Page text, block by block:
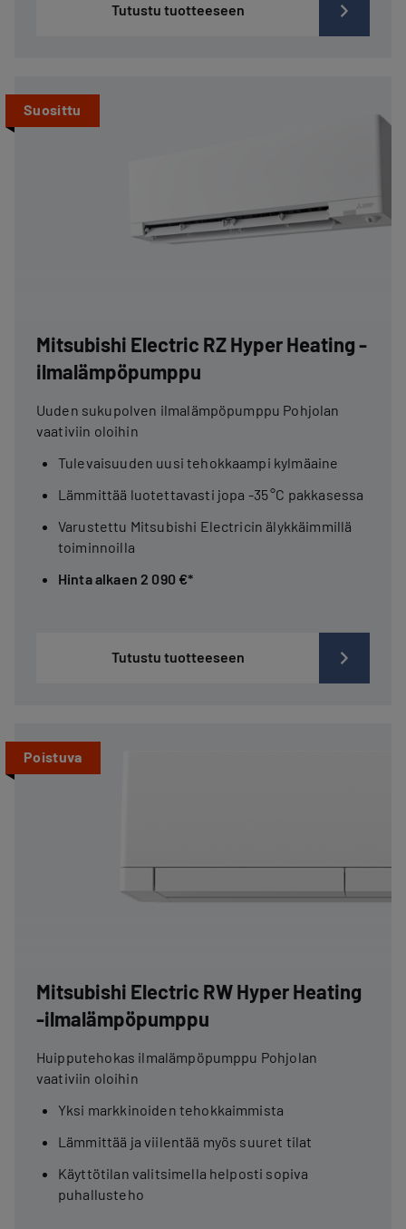
Tutustu tuotteeseen
Suosittu
Mitsubishi Electric RZ Hyper Heating -
ilmalämpöpumppu
Uuden sukupolven ilmalämpöpumppu Pohjolan
vaativiin oloihin
Tulevaisuuden uusi tehokkaampi kylmäaine
Lämmittää luotettavasti jopa -35 °C pakkasessa
Varustettu Mitsubishi Electricin älykkäimmillä
toiminnoilla
Hinta alkaen 2 090 €*
Tutustu tuotteeseen
Poistuva
Mitsubishi Electric RW Hyper Heating
-ilmalämpöpumppu
Huipputehokas ilmalämpöpumppu Pohjolan
vaativiin oloihin
Yksi markkinoiden tehokkaimmista
Lämmittää ja viilentää myös suuret tilat
Käyttötilan valitsimella helposti sopiva
puhallusteho